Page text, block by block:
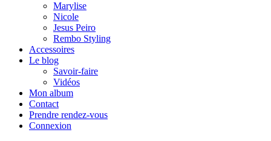
Marylise
Nicole
Jesus Peiro
Rembo Styling
Accessoires
Le blog
Savoir-faire
Vidéos
Mon album
Contact
Prendre rendez-vous
Connexion